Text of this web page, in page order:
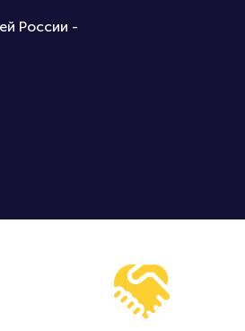
России -